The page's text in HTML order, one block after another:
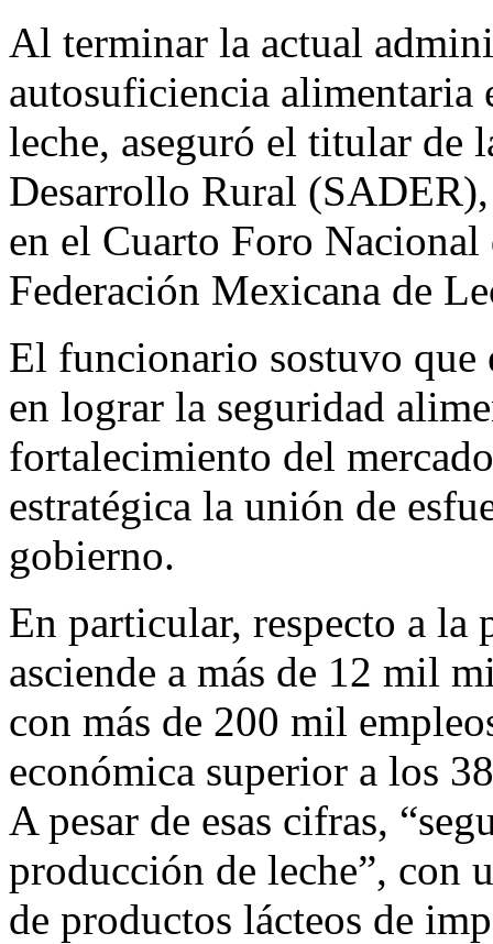
Al terminar la actual
autosuficiencia
leche, aseguró el titular de
Desarrollo Rural
en el Cuarto Foro
Federación Mexicana de
El funcionario sostuvo que
en lograr la seguridad
fortalecimiento del
estratégica la unión de
gobierno.
En particular, respecto a
asciende a más de 12 mil
con más de 200 mil
económica superior a los
A pesar de esas cifras,
producción de leche”, con
de productos lácteos de